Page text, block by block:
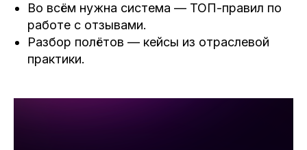
Во всём нужна система — ТОП-правил по
работе с отзывами.
Разбор полётов — кейсы из отраслевой
практики.